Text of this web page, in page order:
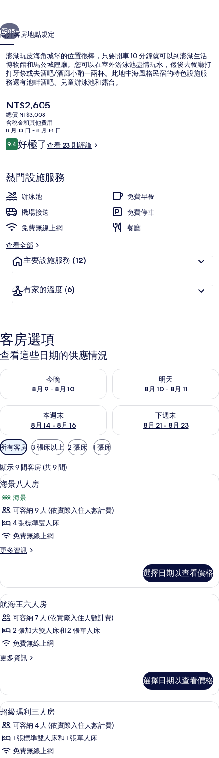
堡
的
相
片
個 下一個
85+
簡介客房地點規定
澎湖玩皮海角城堡的位置很棒，只要開車 10 分鐘就可以到澎湖生活
博物館和馬公城隍廟。您可以在室外游泳池盡情玩水，然後去餐廳打
打牙祭或去酒吧/酒廊小酌一兩杯。此地中海風格民宿的特色設施服
務還有池畔酒吧、兒童游泳池和露台。
目
前
的
價
格
是
NT$2,605
總價 NT$3,008
含稅金和其他費用
8 月 13 日 - 8 月 14 日
評
論
9.49.4 分，滿分 10 分，
好極了查看 23 則評論
熱門設施服務
游泳池
免費早餐
機場接送
免費停車
免費無線上網
餐廳
查看全部
主要設施服務 (12)
有家的溫度 (6)
客房選項
查看這些日期的供應情況
今晚
8月 9 - 8月 10
查看今晚 (8月 9 - 8月 10) 的供應情況
明天
8月 10 - 8月 11
查看明天 (8月 10 - 8月 11) 的
本週末
8月 14 - 8月 16
查看本週末 (8月 14 - 8月 16) 的供應情況
下週末
8月 21 - 8月 23
查看下週末 (8月 21 - 8月 23)
可
用
的
客
房
篩
選
條
所有客房 3 張床以上 2 張床 1 張床
顯示 9 間客房 (共 9 間)
顯
海
景
八
房
所
有
相
片
海景八人房 | 埃及棉床單、高級寢具、
10
海景八人房
海景
可容納 9 人 (依實際入住人數計費)
4 張標準雙人床
免費無線上網
更多資訊
更
八
人
房
詳
情
選擇日期以查看價格
顯
示
航
海
六
房
的
所
有
相
片
航海王六人房 | 埃及棉床單、高級寢
9
航海王六人房
可容納 7 人 (依實際入住人數計費)
2 張加大雙人床和 2 張單人床
免費無線上網
更多資訊
更
王
六
人
房
的
詳
選擇日期以查看價格
顯
示
超
級
超級瑪利三人房 | 埃及棉床單、高級
7
超級瑪利三人房
可容納 4 人 (依實際入住人數計費)
1 張標準雙人床和 1 張單人床
免費無線上網